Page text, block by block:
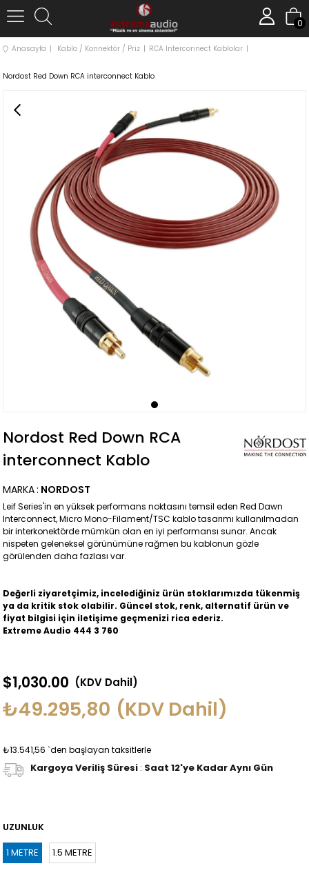
0
Anasayfa Kablo / Konnektör / Priz RCA Interconnect Kablolar
Nordost Red Down RCA interconnect Kablo
Nordost Red Down RCA
interconnect Kablo
MARKA: NORDOST
Leif Series'in en yüksek performans noktasını temsil eden Red Dawn
Interconnect, Micro Mono-Filament/TSC kablo tasarımı kullanılmadan
bir interkonektörde mümkün olan en iyi performansı sunar. Ancak
nispeten geleneksel görünümüne rağmen bu kablonun gözle
görülenden daha fazlası var.
Değerli ziyaretçimiz, incelediğiniz ürün stoklarımızda tükenmiş
ya da kritik stok olabilir. Güncel stok, renk, alternatif ürün ve
fiyat bilgisi için iletişime geçmenizi rica ederiz.
Extreme Audio 444 3 760
$1,030.00 (KDV Dahil)
₺49.295,80 (KDV Dahil)
₺13.541,56 `den başlayan taksitlerle
Kargoya Veriliş Süresi : Saat 12'ye Kadar Aynı Gün
UZUNLUK
1 METRE
1.5 METRE